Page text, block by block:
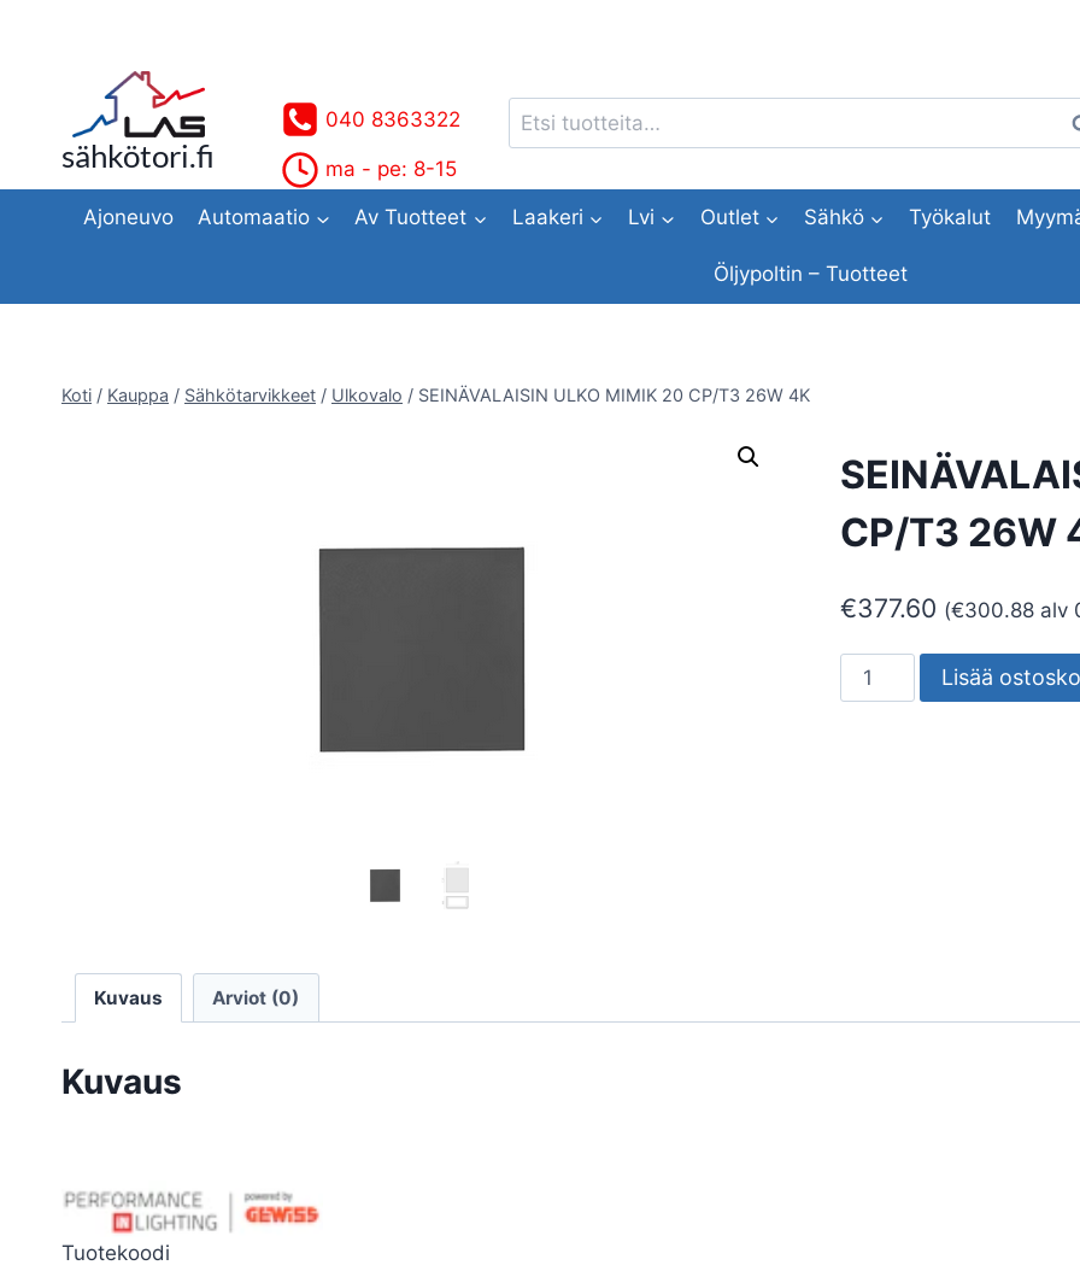
sähkötori.fi
040 8363322
ma - pe: 8-15
Etsi:
Ajoneuvo Automaatio Av Tuotteet Laakeri Lvi Outlet Sähkö Työkalut
Öljypoltin – Tuotteet
Koti / Kauppa / Sähkötarvikkeet / Ulkovalo / SEINÄVALAISIN ULKO MIMIK 20 CP/T3 26W 4K
CP/T3 26W
€377.60 (€300.88alv
SEINÄVALAISIN
ULKO
Lisää
Kuvaus Arviot (0)
Kuvaus
Tuotekoodi